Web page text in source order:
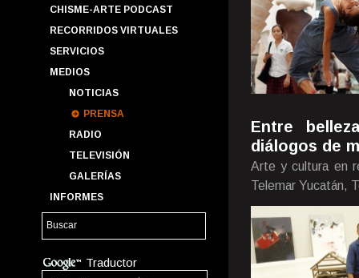
CHISME-ARTE PODCAST
RECORRIDOS VIRTUALES
SERVICIOS
MEDIOS
NOTICIAS
PRENSA
RADIO
TELEVISIÓN
GALERÍAS
INFORMES
Traductor
Entre
diálogos de
Arte y cultura en
Telemar Yucatán,